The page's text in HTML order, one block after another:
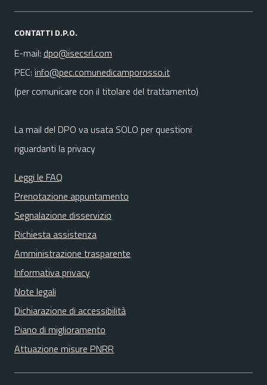
CONTATTI D.P.O.
E-mail: dpo@isecsrl.com
PEC: info@pec.comunedicamporosso.it
(per comunicare con il titolare del trattamento)
La mail del DPO va usata SOLO per questioni
riguardanti la privacy
Leggi le FAQ
Prenotazione appuntamento
Segnalazione disservizio
Richiesta assistenza
Amministrazione trasparente
Informativa privacy
Note legali
Dichiarazione di accessibilità
Piano di miglioramento
Attuazione misure PNRR